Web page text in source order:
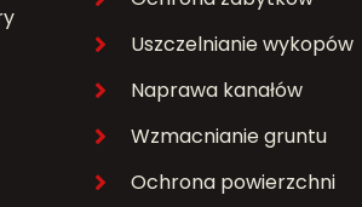
Uszczelnianie wykopów
Naprawa kanałów
Wzmacnianie gruntu
Ochrona powierzchni